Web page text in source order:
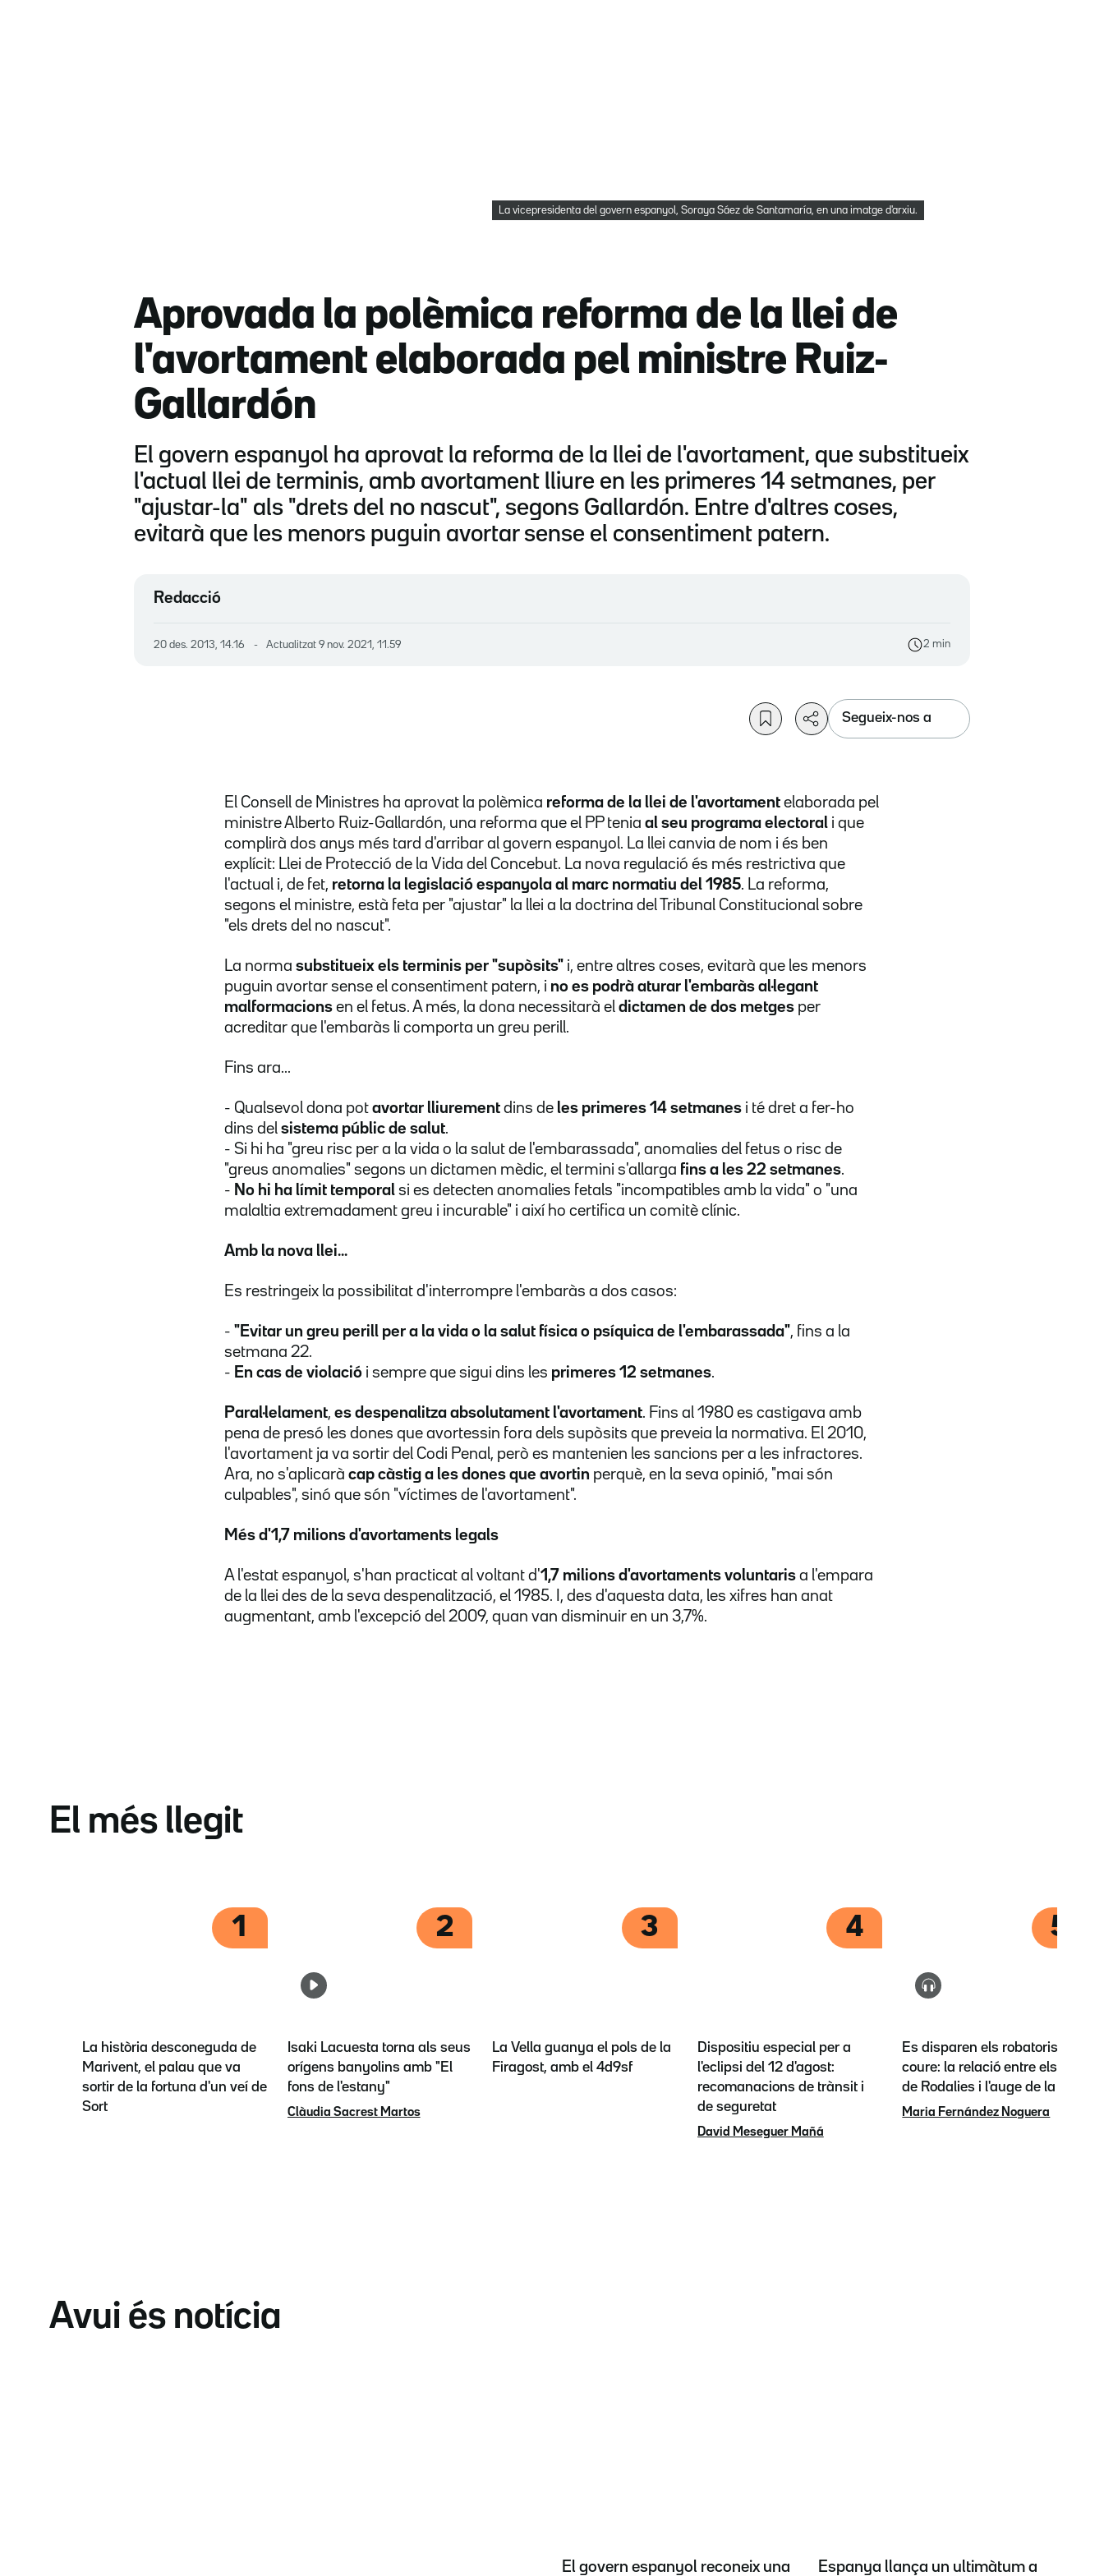
La vicepresidenta del govern espanyol, Soraya Sáez de Santamaría, en una imatge d'arxiu.
Aprovada la polèmica reforma de la llei de
l'avortament elaborada pel ministre Ruiz-
Gallardón
El govern espanyol ha aprovat la reforma de la llei de l'avortament, que substitueix
l'actual llei de terminis, amb avortament lliure en les primeres 14 setmanes, per
"ajustar-la" als "drets del no nascut", segons Gallardón. Entre d'altres coses,
evitarà que les menors puguin avortar sense el consentiment patern.
Redacció
20 des. 2013, 14.16 Actualitzat 9 nov. 2021, 11.59 2 min
Segueix-nos a
El Consell de Ministres ha aprovat la polèmica reforma de la llei de l'avortament elaborada pel
ministre Alberto Ruiz-Gallardón, una reforma que el PP tenia al seu programa electoral i que
complirà dos anys més tard d'arribar al govern espanyol. La llei canvia de nom i és ben
explícit: Llei de Protecció de la Vida del Concebut. La nova regulació és més restrictiva que
l'actual i, de fet, retorna la legislació espanyola al marc normatiu del 1985. La reforma,
segons el ministre, està feta per "ajustar" la llei a la doctrina del Tribunal Constitucional sobre
"els drets del no nascut".
La norma substitueix els terminis per "supòsits" i, entre altres coses, evitarà que les menors
puguin avortar sense el consentiment patern, i no es podrà aturar l'embaràs al·legant
malformacions en el fetus. A més, la dona necessitarà el dictamen de dos metges per
acreditar que l'embaràs li comporta un greu perill.
Fins ara...
- Qualsevol dona pot avortar lliurement dins de les primeres 14 setmanes i té dret a fer-ho
dins del sistema públic de salut.
- Si hi ha "greu risc per a la vida o la salut de l'embarassada", anomalies del fetus o risc de
"greus anomalies" segons un dictamen mèdic, el termini s'allarga fins a les 22 setmanes.
- No hi ha límit temporal si es detecten anomalies fetals "incompatibles amb la vida" o "una
malaltia extremadament greu i incurable" i així ho certifica un comitè clínic.
Amb la nova llei...
Es restringeix la possibilitat d'interrompre l'embaràs a dos casos:
- "Evitar un greu perill per a la vida o la salut física o psíquica de l'embarassada", fins a la
setmana 22.
- En cas de violació i sempre que sigui dins les primeres 12 setmanes.
Paral·lelament, es despenalitza absolutament l'avortament. Fins al 1980 es castigava amb
pena de presó les dones que avortessin fora dels supòsits que preveia la normativa. El 2010,
l'avortament ja va sortir del Codi Penal, però es mantenien les sancions per a les infractores.
Ara, no s'aplicarà cap càstig a les dones que avortin perquè, en la seva opinió, "mai són
culpables", sinó que són "víctimes de l'avortament".
Més d'1,7 milions d'avortaments legals
A l'estat espanyol, s'han practicat al voltant d'1,7 milions d'avortaments voluntaris a l'empara
de la llei des de la seva despenalització, el 1985. I, des d'aquesta data, les xifres han anat
augmentant, amb l'excepció del 2009, quan van disminuir en un 3,7%.
El més llegit
1
La història desconeguda de
Marivent, el palau que va
sortir de la fortuna d'un veí de
Sort
2
Isaki Lacuesta torna als seus
orígens banyolins amb "El
fons de l'estany"
Clàudia Sacrest Martos
3
La Vella guanya el pols de la
Firagost, amb el 4d9sf
4
Dispositiu especial per a
l'eclipsi del 12 d'agost:
recomanacions de trànsit i
de seguretat
David Meseguer Mañá
5
Es disparen els robatoris de
coure: la relació entre els talls
de Rodalies i l'auge de la IA
Maria Fernández Noguera
Avui és notícia
El govern espanyol reconeix una Espanya llança un ultimàtum a